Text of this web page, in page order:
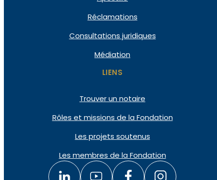
Réclamations
Consultations juridiques
Médiation
LIENS
Trouver un notaire
Rôles et missions de la Fondation
Les projets soutenus
Les membres de la Fondation